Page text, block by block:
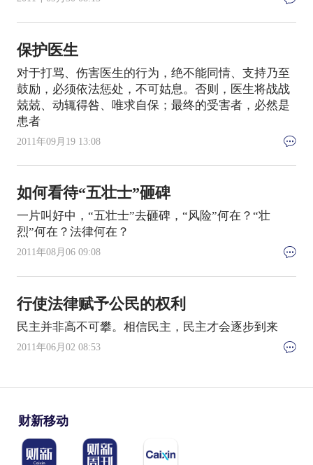
保护医生
对于打骂、伤害医生的行为，绝不能同情、支持乃至
鼓励，必须依法惩处，不可姑息。否则，医生将战战
兢兢、动辄得咎、唯求自保；最终的受害者，必然是
患者
2011年09月19 13:08
如何看待“五壮士”砸碑
一片叫好中，“五壮士”去砸碑，“风险”何在？“壮
烈”何在？法律何在？
2011年08月06 09:08
行使法律赋予公民的权利
民主并非高不可攀。相信民主，民主才会逐步到来
2011年06月02 08:53
财新移动